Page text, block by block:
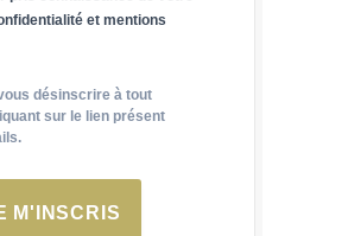
et mentions
désinscrire à tout
sur le lien présent
M'INSCRIS